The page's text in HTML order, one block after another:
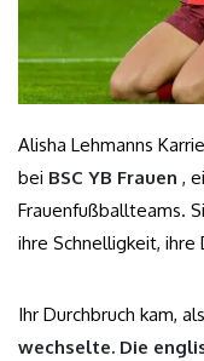
Alisha Lehmanns
bei BSC YB Frauen ,
Frauenfußballteams.
ihre Schnelligkeit,
Ihr Durchbruch kam,
wechselte. Die